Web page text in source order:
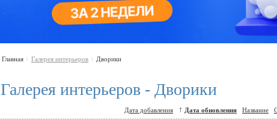
Главная \ Галерея интерьеров \ Дворики
Галерея интерьеров - Дворики
Дата добавления ↑ Дата обновления Название